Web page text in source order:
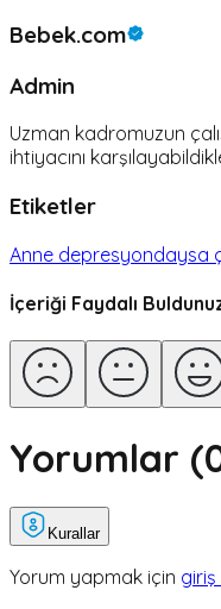
Bebek.com
Admin
Uzman kadromuzun
ihtiyacını
Etiketler
Anne depresyondaysa
İçeriği Faydalı
Yorumlar (
Kurallar
Yorum yapmak için giriş